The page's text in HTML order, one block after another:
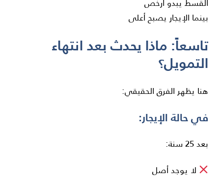
القسط يبدو أرخص
بينما الإيجار يصبح أعلى
تاسعاً: ماذا يحدث بعد انتهاء
التمويل؟
هنا يظهر الفرق الحقيقي:
في حالة الإيجار:
بعد 25 سنة:
لا يوجد أصل